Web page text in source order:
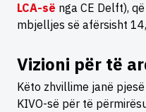
LCA-së nga CE Delft),
mbjelljes së afërsisht
Vizioni për të
Këto zhvillime janë
KIVO-së për të